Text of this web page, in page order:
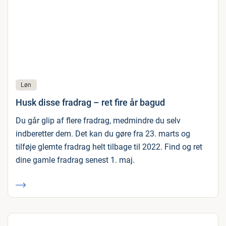
Løn
Husk disse fradrag – ret fire år bagud
Du går glip af flere fradrag, medmindre du selv
indberetter dem. Det kan du gøre fra 23. marts og
tilføje glemte fradrag helt tilbage til 2022. Find og ret
dine gamle fradrag senest 1. maj.